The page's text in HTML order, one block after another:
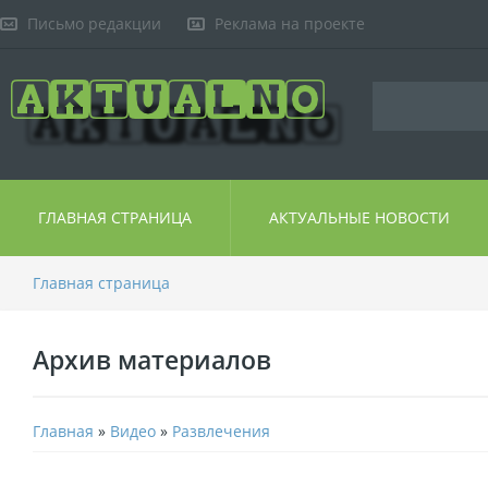
Письмо редакции Реклама на проекте
ГЛАВНАЯ СТРАНИЦА АКТУАЛЬНЫЕ НОВОСТИ
Главная страница
Архив материалов
Главная » Видео » Развлечения